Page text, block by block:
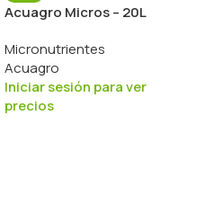
Acuagro Micros – 20L
Micronutrientes
Acuagro
Iniciar sesión para ver
precios